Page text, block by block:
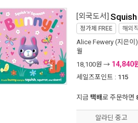
[외국도서]
정가제 FREE 해외
Alice Fewery (지은이
월
18,100원 → 14,840
세일즈포인트 : 115
지금 택배로 주문하면
알라딘 중고